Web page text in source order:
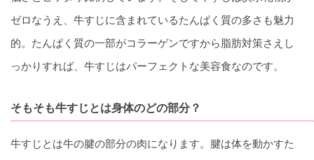
ゼロなうえ、牛すじに含まれているたんぱく質の多さも魅力
的。たんぱく質の一部がコラーゲンですから脂肪対策さえし
っかりすれば、牛すじはパーフェクトな美容食なのです。
そもそも牛すじとは身体のどの部分？
牛すじとは牛の腱の部分の肉になります。腱は体を動かすた